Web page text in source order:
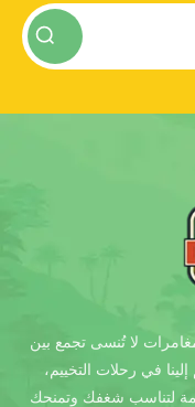
لا تُنسى تجمع بين
في رحلات التخييم،
لتناسب شغفك وتمنحك